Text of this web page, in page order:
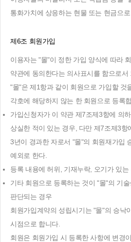
통화가치에 상응하는 현물 또는 현금으
제6조 회원가입
이용자는 "몰"이 정한 가입 양식에 따라
약관에 동의한다는 의사표시를 함으로서
"몰"은 제1항과 같이 회원으로 가입할 것
각호에 해당하지 않는 한 회원으로 등록
가입신청자가 이 약관 제7조제3항에 의
상실한 적이 있는 경우, 다만 제7조제3항
3년이 경과한 자로서 "몰"의 회원재가입
예외로 한다.
등록 내용에 허위, 기재누락, 오기가 있는
기타 회원으로 등록하는 것이 "몰"의 기
판단되는 경우
회원가입계약의 성립시기는 "몰"의 승낙
시점으로 합니다.
회원은 회원가입 시 등록한 사항에 변경